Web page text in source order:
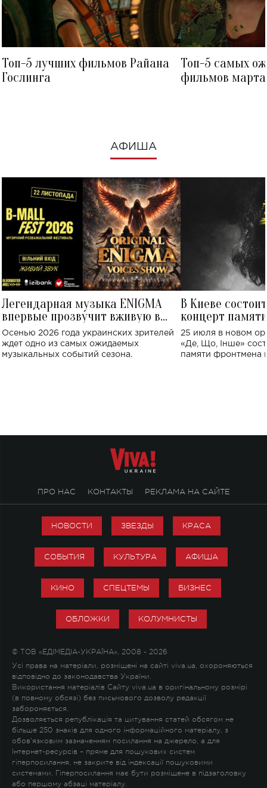
Топ-5 лучших фильмов Райана
Гослинга
Топ-5 самых
фильмов
АФИША
Легендарная музыка ENIGMA
впервые прозвучит вживую в
Украине: где состоится концерт
Осенью 2026 года украинских зрителей
ждет одно из самых ожидаемых
музыкальных событий сезона.
В Киеве
концерт
Клименко:
исполнят песни
25 июля в новом
«Де, Що, Інше»
памяти фронтмена
ПРО НАС КОНТАКТЫ РЕКЛАМА НА САЙТЕ
НОВОСТИ ЗВЕЗДЫ КРАСА
СОБЫТИЯ КУЛЬТУРА АФИША
КИНО СПЕЦТЕМЫ БИЗНЕС
ОБЛОЖКИ КОЛУМНИСТЫ
© ТОВ «ЕДІМЕДІА-УКРАЇНА», 2008 - 2026
Усі права на матеріали, розміщені на сайті viva.ua, охороняються
відповідно до законодавства України.
Використання матеріалів Сайту viva.ua в оригінальному розмірі
(в повному обсязі) без письмового дозволу редакції
забороняється.
Дозволяється републікація та цитування статей обсягом не
більше 250 знаків для одного інформаційного матеріалу, з
обов'язковим зазначенням посилання на джерело, а для
Інтернет-ресурсів – пряме для пошукових систем
гіперпосилання, не закрите від індексації пошуковими
системами. Гіперпосилання має бути розміщене в підзаголовку
або першому абзаці матеріалу.